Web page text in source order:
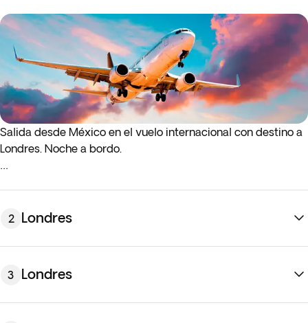
Salida desde México en el vuelo internacional con destino a
Londres. Noche a bordo.
anterior al día de salida indicado.
2 Londres
3 Londres